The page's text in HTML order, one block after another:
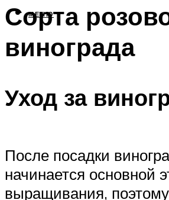
МЕНЮ
Сорта
винограда
Уход за
После посадки
начинается основной
выращивания,